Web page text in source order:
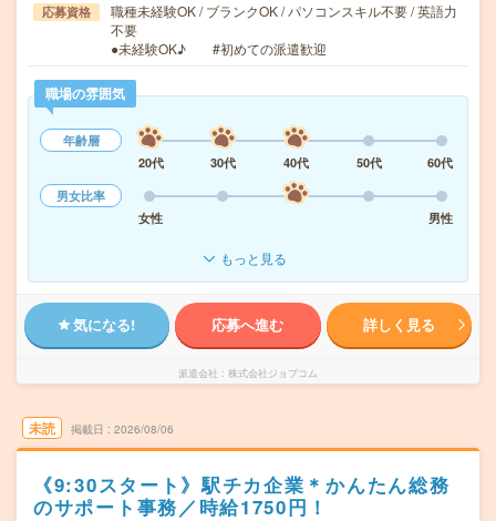
応募資格
職種未経験OK / ブランクOK / パソコンスキル不要 / 英語力
不要
●未経験OK♪ #初めての派遣歓迎
職場の雰囲気
年齢層
20代
30代 40代 50代
60代
男女比率
女性
男性
もっと見る
気になる! 応募へ進む 詳しく見る
派遣会社 株式会社ジョブコム
未読 掲載日 2026/08/06
《9:30スタート》駅チカ企業＊かんたん総務
のサポート事務／時給1750円！